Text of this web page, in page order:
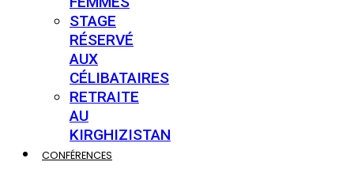
STAGE
RÉSERVÉ
AUX
CÉLIBATAIRES
RETRAITE
AU
KIRGHIZISTAN
CONFÉRENCES